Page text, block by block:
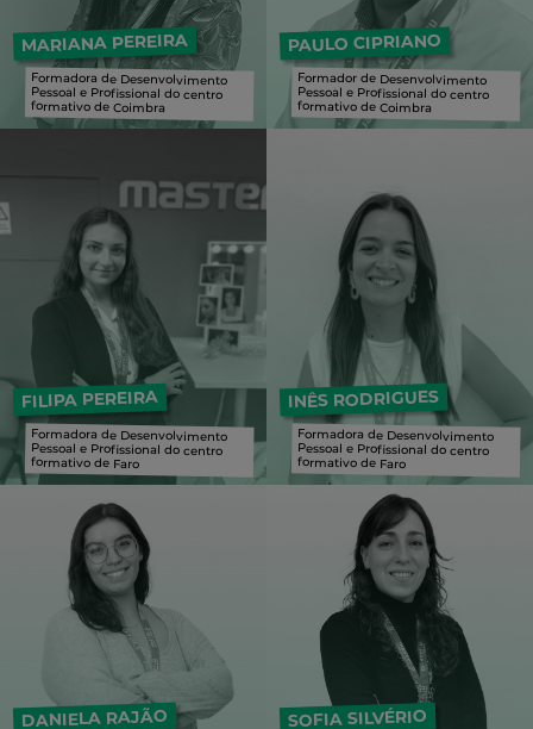
MARIANA PEREIRA
Formadora de Desenvolvimento
Pessoal e Profissional do centro
formativo de Coimbra
PAULO CIPRIANO
Formador de Desenvolvimento
Pessoal e Profissional do centro
formativo de Coimbra
FILIPA PEREIRA
Formadora de Desenvolvimento
Pessoal e Profissional do centro
formativo de Faro
INÊS RODRIGUES
Formadora de Desenvolvimento
Pessoal e Profissional do centro
formativo de Faro
DANIELA RAJÃO SOFIA SILVÉRIO